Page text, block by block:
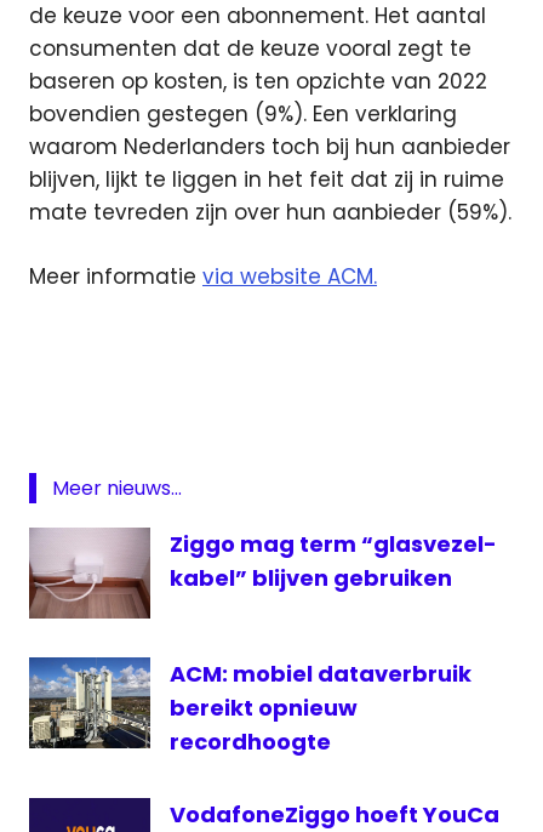
de keuze voor een abonnement. Het aantal
consumenten dat de keuze vooral zegt te
baseren op kosten, is ten opzichte van 2022
bovendien gestegen (9%). Een verklaring
waarom Nederlanders toch bij hun aanbieder
blijven, lijkt te liggen in het feit dat zij in ruime
mate tevreden zijn over hun aanbieder (59%).
Meer informatie via website ACM.
Meer nieuws...
Ziggo mag term “glasvezel-
kabel” blijven gebruiken
ACM: mobiel dataverbruik
bereikt opnieuw
recordhoogte
VodafoneZiggo hoeft YouCa